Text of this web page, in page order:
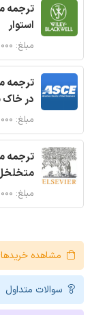
ترجمه
استوار
مبلغ: ۱۴۰,۰۰۰ تومان
ترجمه
در خاک
مبلغ: ۱۲۰,۰۰۰ تومان
ترجمه
مبلغ: ۱۴۰,۰۰۰ تومان
مشاهده
سوالات متداول